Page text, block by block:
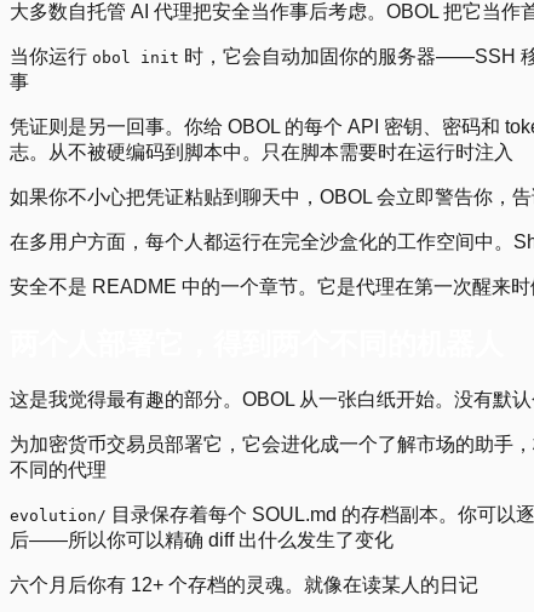
大多数自托管 AI 代理把安全当作事后考虑。OBOL 把它当作
当你运行 obol init 时，它会自动加固你的服务器——SSH
事
凭证则是另一回事。你给 OBOL 的每个 API 密钥、密码和
志。从不被硬编码到脚本中。只在脚本需要时在运行时注入
如果你不小心把凭证粘贴到聊天中，OBOL 会立即警告你，
在多用户方面，每个人都运行在完全沙盒化的工作空间中。
安全不是 README 中的一个章节。它是代理在第一次醒来
这是我觉得最有趣的部分。OBOL 从一张白纸开始。没有默
为加密货币交易员部署它，它会进化成一个了解市场的助手
不同的代理
evolution/ 目录保存着每个 SOUL.md 的存档副本。你可
后——所以你可以精确 diff 出什么发生了变化
六个月后你有 12+ 个存档的灵魂。就像在读某人的日记